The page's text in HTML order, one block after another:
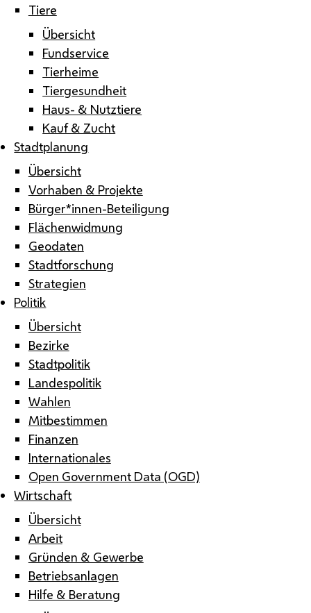
Tiere
Übersicht
Fundservice
Tierheime
Tiergesundheit
Haus- & Nutztiere
Kauf & Zucht
Stadtplanung
Übersicht
Vorhaben & Projekte
Bürger*innen-Beteiligung
Flächenwidmung
Geodaten
Stadtforschung
Strategien
Politik
Übersicht
Bezirke
Stadtpolitik
Landespolitik
Wahlen
Mitbestimmen
Finanzen
Internationales
Open Government Data (OGD)
Wirtschaft
Übersicht
Arbeit
Gründen & Gewerbe
Betriebsanlagen
Hilfe & Beratung